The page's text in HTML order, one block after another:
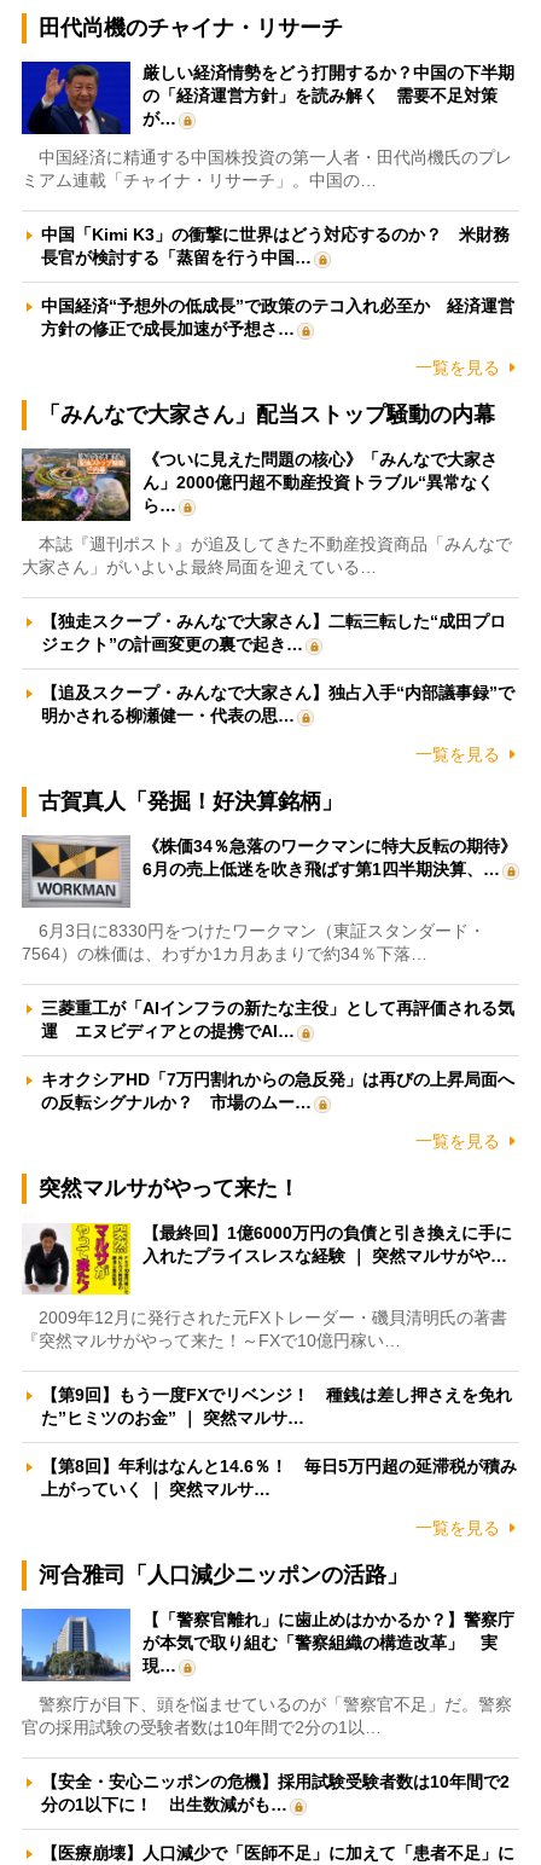
田代尚機のチャイナ・リサーチ
厳しい経済情勢をどう打開するか？中国の下半期
の「経済運営方針」を読み解く 需要不足対策
が…
中国経済に精通する中国株投資の第一人者・田代尚機氏のプレ
ミアム連載「チャイナ・リサーチ」。中国の…
中国「Kimi K3」の衝撃に世界はどう対応するのか？ 米財務
長官が検討する「蒸留を行う中国…
中国経済“予想外の低成長”で政策のテコ入れ必至か 経済運営
方針の修正で成長加速が予想さ…
一覧を見る
「みんなで大家さん」配当ストップ騒動の内幕
《ついに見えた問題の核心》「みんなで大家さ
ん」2000億円超不動産投資トラブル“異常なく
ら…
本誌『週刊ポスト』が追及してきた不動産投資商品「みんなで
大家さん」がいよいよ最終局面を迎えている…
【独走スクープ・みんなで大家さん】二転三転した“成田プロ
ジェクト”の計画変更の裏で起き…
【追及スクープ・みんなで大家さん】独占入手“内部議事録”で
明かされる柳瀬健一・代表の思…
一覧を見る
古賀真人「発掘！好決算銘柄」
《株価34％急落のワークマンに特大反転の期待》
6月の売上低迷を吹き飛ばす第1四半期決算、…
6月3日に8330円をつけたワークマン（東証スタンダード・
7564）の株価は、わずか1カ月あまりで約34％下落…
三菱重工が「AIインフラの新たな主役」として再評価される気
運 エヌビディアとの提携でAI…
キオクシアHD「7万円割れからの急反発」は再びの上昇局面へ
の反転シグナルか？ 市場のムー…
一覧を見る
突然マルサがやって来た！
【最終回】1億6000万円の負債と引き換えに手に
入れたプライスレスな経験 ｜ 突然マルサがや…
2009年12月に発行された元FXトレーダー・磯貝清明氏の著書
『突然マルサがやって来た！～FXで10億円稼い…
【第9回】もう一度FXでリベンジ！ 種銭は差し押さえを免れ
た”ヒミツのお金” ｜ 突然マルサ…
【第8回】年利はなんと14.6％！ 毎日5万円超の延滞税が積み
上がっていく ｜ 突然マルサ…
一覧を見る
河合雅司「人口減少ニッポンの活路」
【「警察官離れ」に歯止めはかかるか？】警察庁
が本気で取り組む「警察組織の構造改革」 実
現…
警察庁が目下、頭を悩ませているのが「警察官不足」だ。警察
官の採用試験の受験者数は10年間で2分の1以…
【安全・安心ニッポンの危機】採用試験受験者数は10年間で2
分の1以下に！ 出生数減がも…
【医療崩壊】人口減少で「医師不足」に加えて「患者不足」に